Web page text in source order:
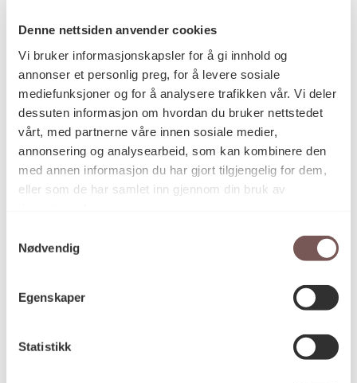
Denne nettsiden anvender cookies
Vi bruker informasjonskapsler for å gi innhold og
annonser et personlig preg, for å levere sosiale
mediefunksjoner og for å analysere trafikken vår. Vi deler
dessuten informasjon om hvordan du bruker nettstedet
vårt, med partnerne våre innen sosiale medier,
annonsering og analysearbeid, som kan kombinere den
med annen informasjon du har gjort tilgjengelig for dem,
eller som de har samlet inn gjennom din bruk av
Nødvendig
Egenskaper
Statistikk
Teknikk og
materiale
Blyanttegning på papir
Høyde: 20cm
Bredde: 28.5cm